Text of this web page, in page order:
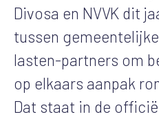
Divosa en NVVK dit
tussen
lasten-partners om
op elkaars aanpak
Dat staat in de